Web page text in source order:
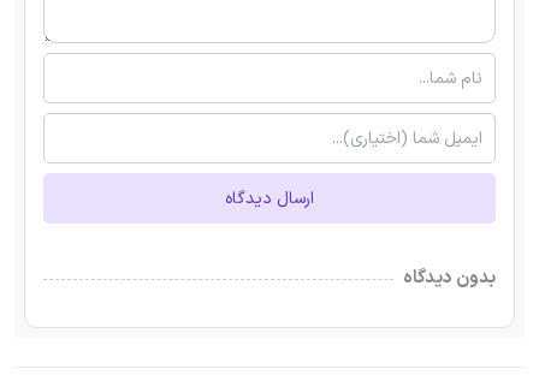
ارسال دیدگاه
بدون دیدگاه